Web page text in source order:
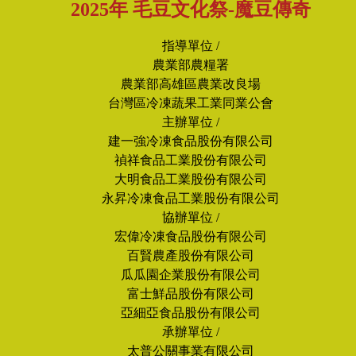
2025年 毛豆文化祭-魔豆傳奇
指導單位 /
農業部農糧署
農業部高雄區農業改良場
台灣區冷凍蔬果工業同業公會
主辦單位 /
建一強冷凍食品股份有限公司
禎祥食品工業股份有限公司
大明食品工業股份有限公司
永昇冷凍食品工業股份有限公司
協辦單位 /
宏偉冷凍食品股份有限公司
百賢農產股份有限公司
瓜瓜園企業股份有限公司
富士鮮品股份有限公司
亞細亞食品股份有限公司
承辦單位 /
太普公關事業有限公司